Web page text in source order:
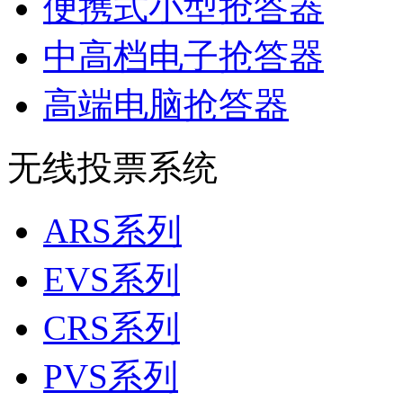
便携式小型抢答器
中高档电子抢答器
高端电脑抢答器
无线投票系统
ARS系列
EVS系列
CRS系列
PVS系列